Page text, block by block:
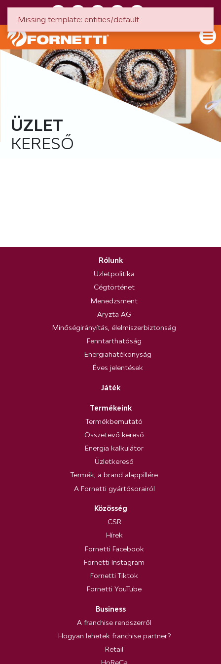
ÜZLET
KERESŐ
Rólunk
Üzletpolitika
Cégtörténet
Menedzsment
Aryzta AG
Minőségirányítás, élelmiszerbiztonság
Fenntarthatóság
Energiahatékonyság
Éves jelentések
Játék
Termékeink
Termékbemutató
Összetevő kereső
Energia kalkulátor
Üzletkereső
Termék, a brand alappillére
A Fornetti gyártósorairól
Közösség
CSR
Hírek
Fornetti Facebook
Fornetti Instagram
Fornetti Tiktok
Fornetti YouTube
Business
A franchise rendszerről
Hogyan lehetek franchise partner?
Retail
Missing template: entities/default